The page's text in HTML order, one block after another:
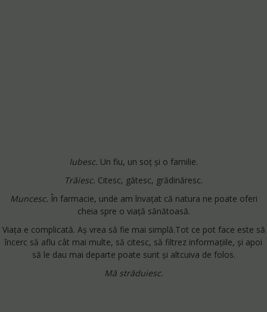
Iubesc. Un fiu, un soț și o familie.
Trăiesc. Citesc, gătesc, grădinăresc.
Muncesc. În farmacie, unde am învațat că natura ne poate oferi
cheia spre o viață sănătoasă.
Viața e complicată. Aș vrea să fie mai simplă.Tot ce pot face este să
încerc să aflu cât mai multe, să citesc, să filtrez informațiile, și apoi
să le dau mai departe poate sunt și altcuiva de folos.
Mă străduiesc.